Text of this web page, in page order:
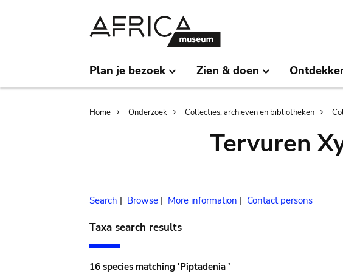
Plan je bezoek Zien & doen
Breadcrumb
Home Onderzoek Collecties, archieven en bibliotheken
Tervuren
Search | Browse | More information | Contact persons
Taxa search results
16 species matching 'Piptadenia '